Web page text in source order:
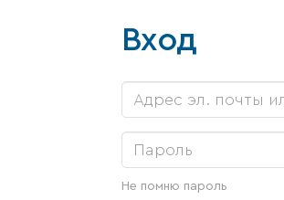
Вход
Не помню пароль